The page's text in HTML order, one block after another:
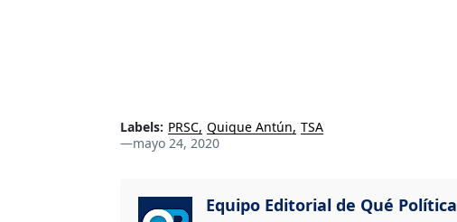
Labels: PRSC Quique Antún TSA
—mayo 24, 2020
Equipo Editorial de Qué Política